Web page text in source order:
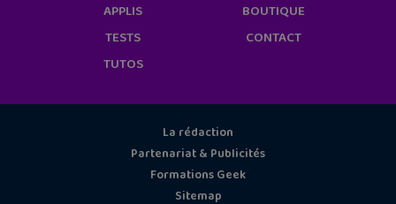
APPLIS
TESTS
TUTOS
BOUTIQUE
CONTACT
La rédaction
Partenariat & Publicités
Formations Geek
Sitemap